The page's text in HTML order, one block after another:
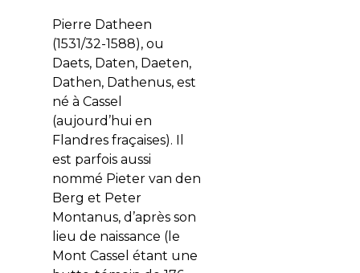
Pierre Datheen
(1531/32-1588), ou
Daets, Daten, Daeten,
Dathen, Dathenus, est
né à Cassel
(aujourd’hui en
Flandres fraçaises). Il
est parfois aussi
nommé Pieter van den
Berg et Peter
Montanus, d’après son
lieu de naissance (le
Mont Cassel étant une